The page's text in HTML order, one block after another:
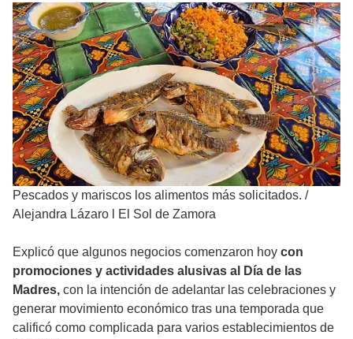
Pescados y mariscos los alimentos más solicitados. /
Alejandra Lázaro l El Sol de Zamora
Explicó que algunos negocios comenzaron hoy con
promociones y actividades alusivas al Día de las
Madres, con la intención de adelantar las celebraciones y
generar movimiento económico tras una temporada que
calificó como complicada para varios establecimientos de